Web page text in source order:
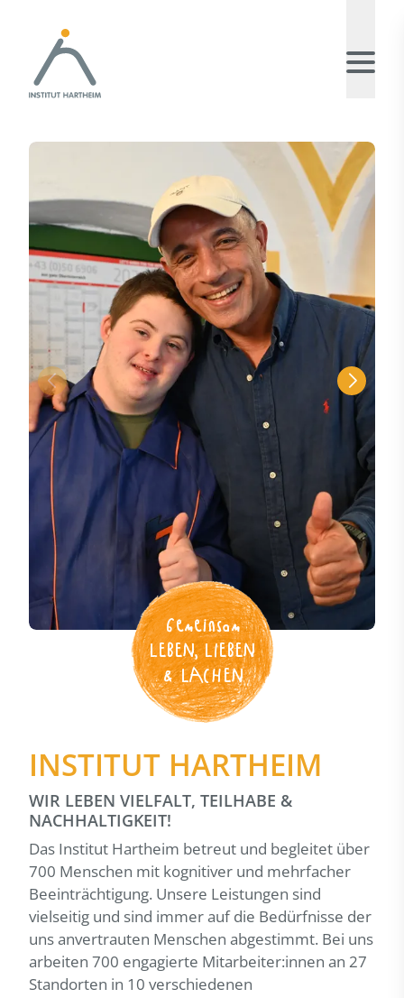
Gemeinsam
LEBEN, LIEBEN
& LACHEN
INSTITUT HARTHEIM
WIR LEBEN VIELFALT, TEILHABE &
NACHHALTIGKEIT!
Das Institut Hartheim betreut und begleitet über
700 Menschen mit kognitiver und mehrfacher
Beeinträchtigung. Unsere Leistungen sind
vielseitig und sind immer auf die Bedürfnisse der
uns anvertrauten Menschen abgestimmt. Bei uns
arbeiten 700 engagierte Mitarbeiter:innen an 27
Standorten in 10 verschiedenen